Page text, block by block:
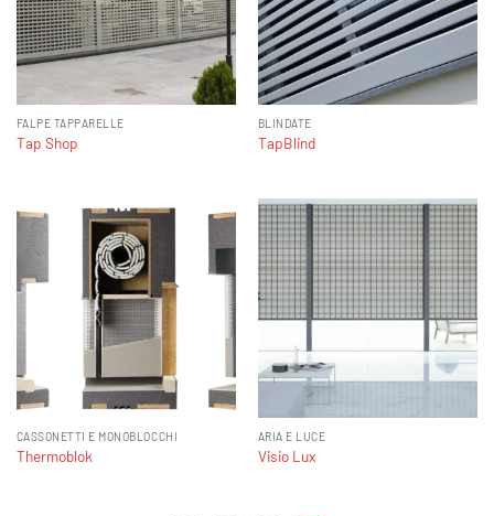
FALPE TAPPARELLE
Tap Shop
BLINDATE
TapBlind
CASSONETTI E MONOBLOCCHI
Thermoblok
ARIA E LUCE
Visio Lux